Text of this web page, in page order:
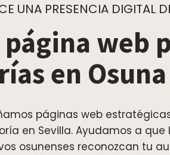
UNA PRESENCIA DIGITAL
web
en Osuna
páginas web
en Sevilla. Ayudamos a que
osunenses reconozcan tu